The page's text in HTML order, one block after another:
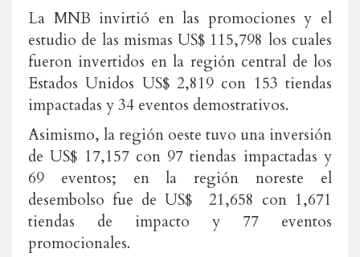
La MNB invirtió en las promociones y el
estudio de las mismas US$ 115,798 los cuales
fueron invertidos en la región central de los
Estados Unidos US$ 2,819 con 153 tiendas
impactadas y 34 eventos demostrativos.
Asimismo, la región oeste tuvo una inversión
de US$ 17,157 con 97 tiendas impactadas y
69 eventos; en la región noreste el
desembolso fue de US$ 21,658 con 1,671
tiendas de impacto y 77 eventos
promocionales.